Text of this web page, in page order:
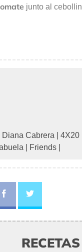
junto al
Diana Cabrera 4X20
Friends